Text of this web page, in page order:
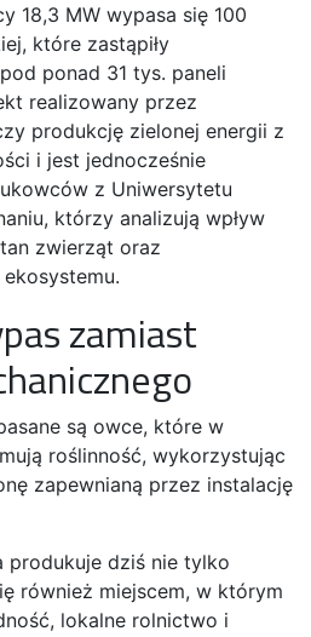
18,3 MW wypasa się 100
które zastąpiły
ponad 31 tys. paneli
realizowany przez
produkcję zielonej energii z
i jest jednocześnie
z Uniwersytetu
którzy analizują wpływ
zwierząt oraz
zamiast
są owce, które w
roślinność, wykorzystując
zapewnianą przez instalację
produkuje dziś nie tylko
również miejscem, w którym
lokalne rolnictwo i